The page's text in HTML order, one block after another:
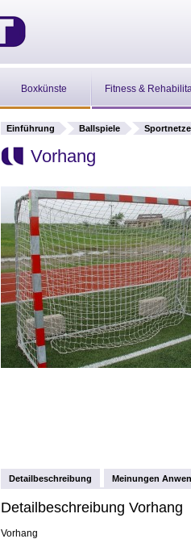
Boxkünste Fitness &
Einführung Ballspiele Sportnetze
Vorhang
Detailbeschreibung Meinungen
Detailbeschreibung Vorhang
Vorhang